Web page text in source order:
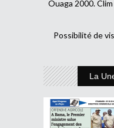
Ouaga 2000.
Possibilité de
La